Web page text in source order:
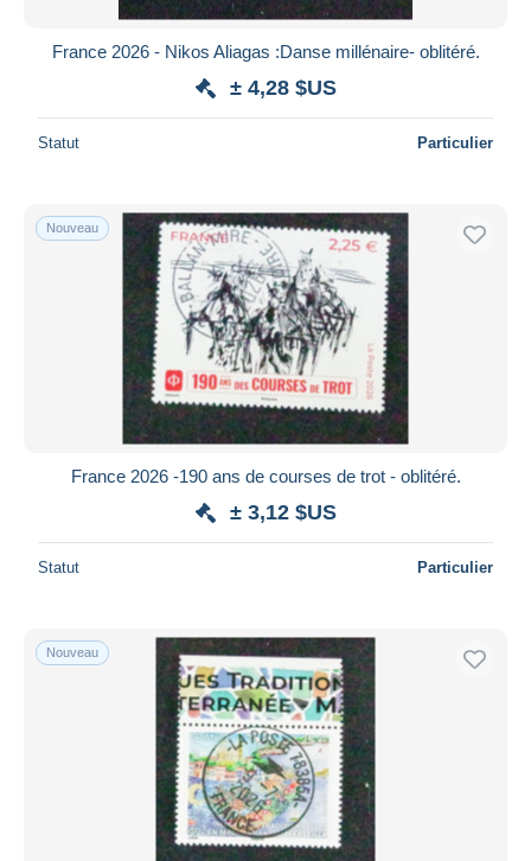
France 2026 - Nikos Aliagas :Danse millénaire- oblitéré.
± 4,28 $US
Statut Particulier
Nouveau
France 2026 -190 ans de courses de trot - oblitéré.
± 3,12 $US
Statut Particulier
Nouveau